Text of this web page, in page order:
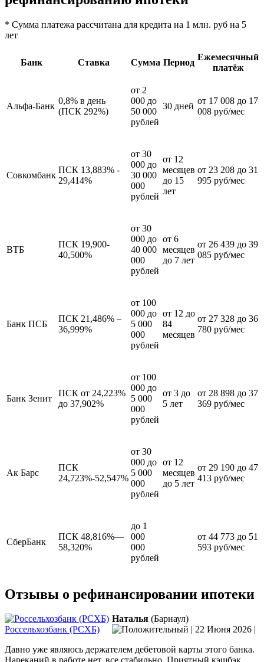
* Сумма платежа рассчитана для кредита на 1 млн. руб на 5
лет
Банк Ставка Сумма Период
Ежемесячный
платёж
Альфа-Банк
0,8% в день
(ПСК 292%)
от 2
000 до
50 000
рублей
30 дней
от 17 008 до 17
008 руб/мес
Совкомбанк
ПСК 13,883% -
29,414%
от 30
000 до
30 000
000
рублей
от 12
месяцев
до 15
лет
от 23 208 до 31
995 руб/мес
ВТБ
ПСК 19,900-
40,500%
от 30
000 до
40 000
000
рублей
от 6
месяцев
до 7 лет
от 26 439 до 39
085 руб/мес
Банк ПСБ
ПСК 21,486% –
36,999%
от 100
000 до
5 000
000
рублей
от 12 до
84
месяцев
от 27 328 до 36
780 руб/мес
Банк Зенит
ПСК от 24,223%
до 37,902%
от 100
000 до
5 000
000
рублей
от 3 до
5 лет
от 28 898 до 37
369 руб/мес
Ак Барс
ПСК
24,723%-52,547%
от 30
000 до
5 000
000
рублей
от 12
месяцев
до 5 лет
от 29 190 до 47
413 руб/мес
СберБанк
ПСК 48,816%—
58,320%
до 1
000
000
рублей
от 44 773 до 51
593 руб/мес
Отзывы о рефинансировании ипотеки
Россельхозбанк (РСХБ)
Наталья (Барнаул)
| 22 Июня 2026 |
Давно уже являюсь держателем дебетовой карты этого банка.